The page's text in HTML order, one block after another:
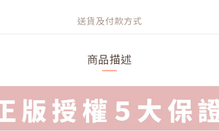
送貨及付款方式
商品描述